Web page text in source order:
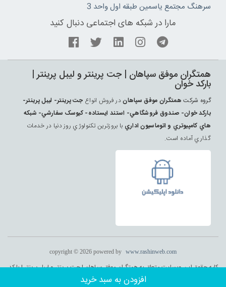
افزودن به سبد خرید
سرهنگ مجتمع ياسمين طبقه اول واحد 3
مارا در شبکه های اجتماعی دنبال کنید
همتگران موفق سپاهان | جت پرينتر و ليبل پرينتر |
بارکد خوان
گروه شرکت همتگران موفق سپاهاندر فروش انواع جت پرينتر- ليبل پرينتر-
بارکد خوان- صندوق فروشگاهي- استند ايستاده- کيوسک سفارشي- شبکه
هاي کامپيوتري و اتوماسيون اداري با بروزترين تکنولوژي روز دنيا در خدمات
گذاري آماده است.
copyright © 2026 powered by www.rashinweb.com
کلیه حقوق این وبسایت متعلق به همتگران موفق سپاهان | جت پرينتر و ليبل پرينتر | بارکد
خوان می باشد . طراحی و اجرا :
راشین وب